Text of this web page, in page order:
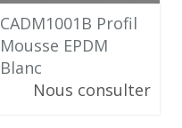
CADM1001B Profil
Mousse EPDM
Blanc
Nous consulter